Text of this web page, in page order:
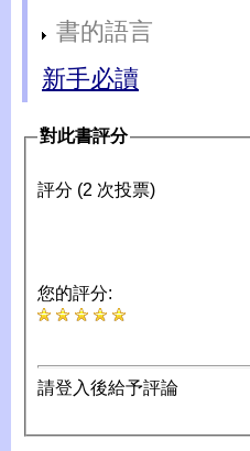
書的語言
新手必讀
對此書評分
評分 (2 次投票)
您的評分:
請登入後給予評論